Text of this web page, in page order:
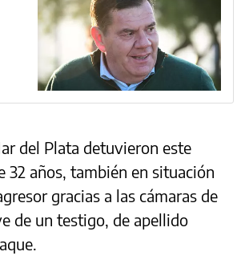
del Plata detuvieron este
32 años, también en situación
gracias a las cámaras de
de un testigo, de apellido